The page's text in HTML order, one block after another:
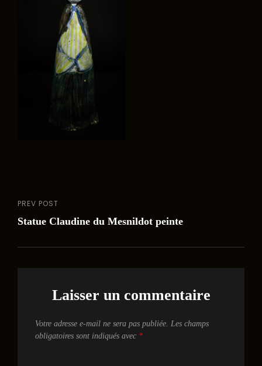
Navigation
Previous
Post
PREV POST
Statue Claudine du Mesnildot peinte
Laisser un commentaire
Votre adresse e-mail ne sera pas publiée. Les champs
obligatoires sont indiqués avec *